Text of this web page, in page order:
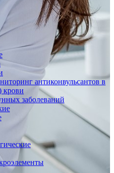
антиконвульсантов в
крови
заболеваний